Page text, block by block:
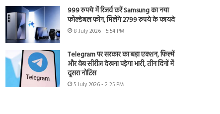
999 रुपये में रिजर्व करें Samsung का नया
फोल्डेबल फोन, मिलेंगे 2799 रुपये के फायदे
8 July 2026 - 5:54 PM
Telegram पर सरकार का बड़ा एक्शन, फिल्में
और वेब सीरीज देखना पड़ेगा भारी, तीन दिनों में
दूसरा नोटिस
5 July 2026 - 2:25 PM